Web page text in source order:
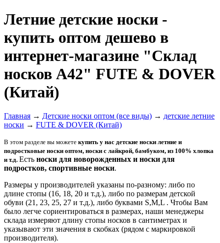
Летние детские носки -
купить оптом дешево в
интернет-магазине "Склад
носков А42" FUTE & DOVER
(Китай)
Главная → Детские носки оптом (все виды) → детские летние
носки → FUTE & DOVER (Китай)
В этом разделе вы можете купить у нас детские носки летние и
подростковые носки оптом, носки с лайкрой, бамбуком, из 100% хлопка
и т.д. Есть носки для новорожденных и носки для
подростков, спортивные носки.
Размеры у производителей указаны по-разному: либо по
длине стопы (16, 18, 20 и т.д.), либо по размерам детской
обуви (21, 23, 25, 27 и т.д.), либо буквами S,M,L . Чтобы Вам
было легче сориентироваться в размерах, наши менеджеры
склада измеряют длину стопы носков в сантиметрах и
указывают эти значения в скобках (рядом с маркировкой
производителя).